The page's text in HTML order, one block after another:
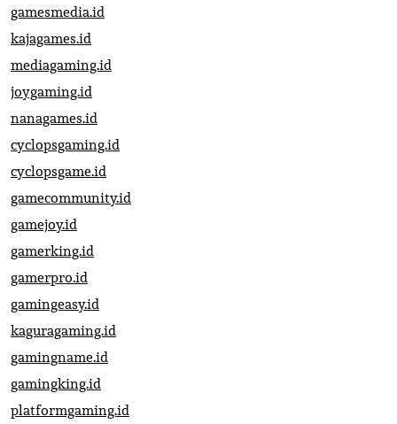
gamesmedia.id
kajagames.id
mediagaming.id
joygaming.id
nanagames.id
cyclopsgaming.id
cyclopsgame.id
gamecommunity.id
gamejoy.id
gamerking.id
gamerpro.id
gamingeasy.id
kaguragaming.id
gamingname.id
gamingking.id
platformgaming.id